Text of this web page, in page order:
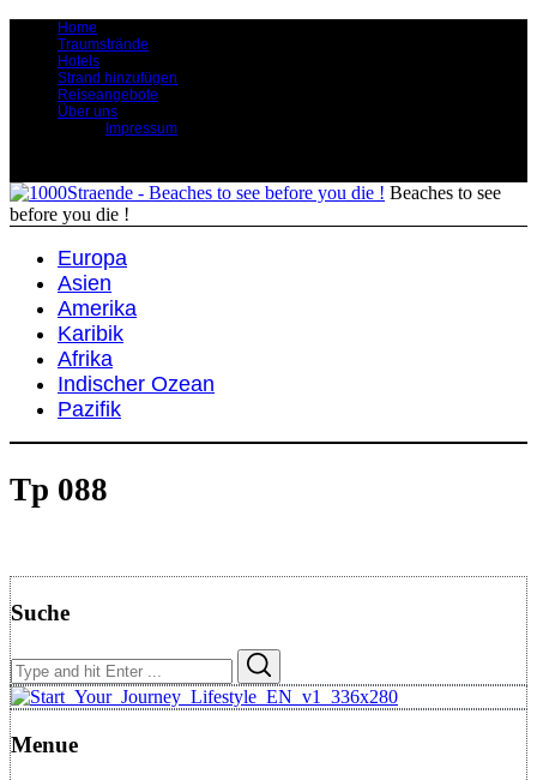
Home
Traumstrände
Hotels
Strand hinzufügen
Reiseangebote
Über uns
Impressum
Beaches to see
before you die !
Europa
Asien
Amerika
Karibik
Afrika
Indischer Ozean
Pazifik
Tp 088
Suche
Search
for:
Menue